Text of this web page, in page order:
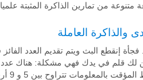
والذاكرة العاملة
إنقطع البث ويتم تقديم العدد
شخص